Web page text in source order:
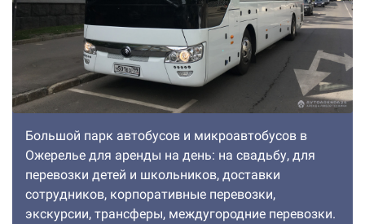
Большой парк автобусов и микроавтобусов в
Ожерелье для аренды на день: на свадьбу, для
перевозки детей и школьников, доставки
сотрудников, корпоративные перевозки,
экскурсии, трансферы, междугородние перевозки.